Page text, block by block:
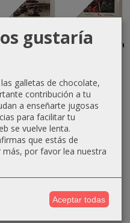
Bagration y
las
13,30 €
14,00 €
Los
turca...
13,30 €
gustaría
galletas de chocolate,
contribución a tu
a enseñarte jugosas
para facilitar tu
se vuelve lenta.
que estás de
más, por favor lea nuestra
Aceptar todas